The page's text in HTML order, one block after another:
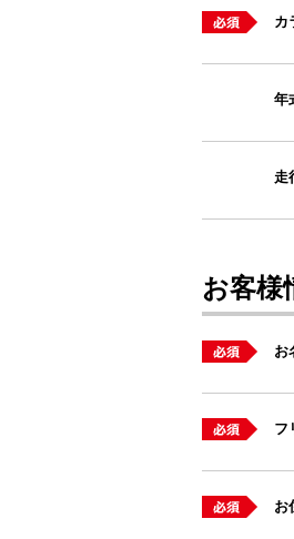
カ
年
走
お客様
お
フ
お